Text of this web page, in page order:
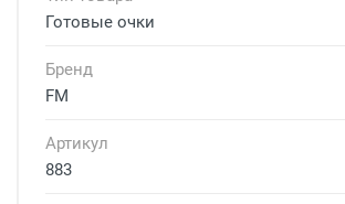
Готовые очки
Бренд
FM
Артикул
883